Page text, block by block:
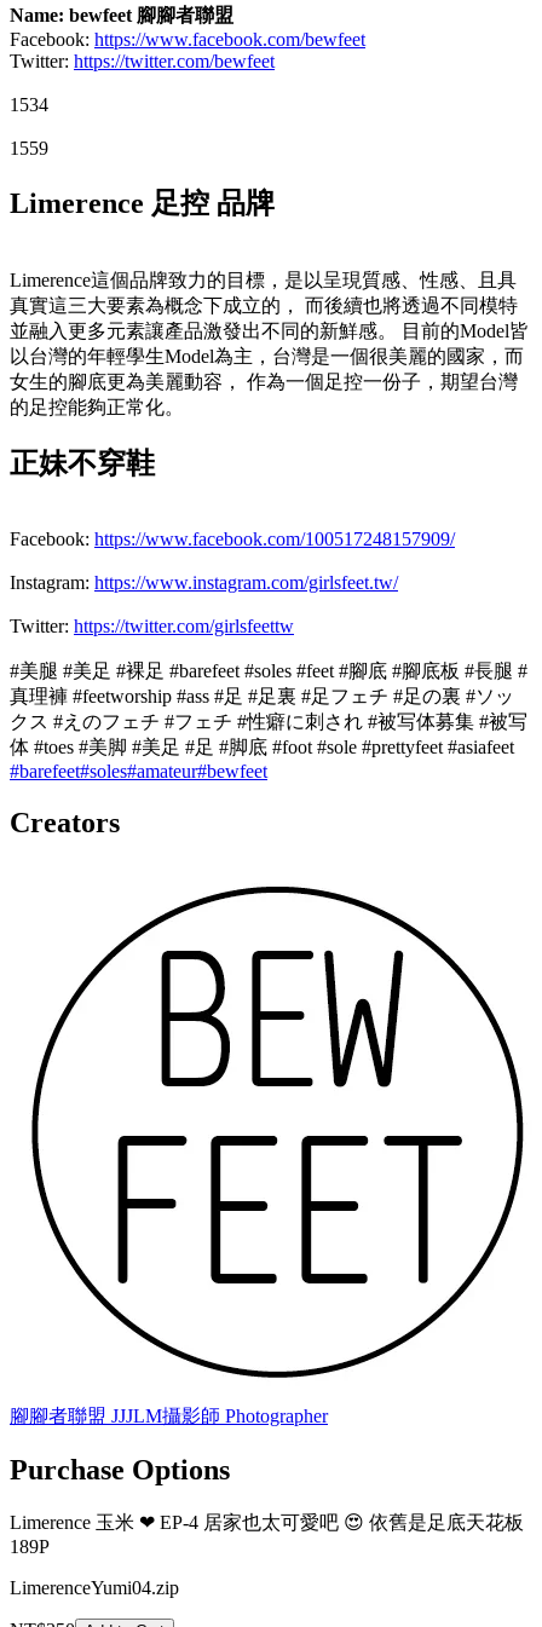
Name: bewfeet 腳腳者聯盟
Facebook: https://www.facebook.com/bewfeet
Twitter: https://twitter.com/bewfeet
1534
1559
Limerence 足控 品牌
Limerence這個品牌致力的目標，是以呈現質感、性感、且具
真實這三大要素為概念下成立的， 而後續也將透過不同模特
並融入更多元素讓產品激發出不同的新鮮感。 目前的Model皆
以台灣的年輕學生Model為主，台灣是一個很美麗的國家，而
女生的腳底更為美麗動容， 作為一個足控一份子，期望台灣
的足控能夠正常化。
正妹不穿鞋
Facebook: https://www.facebook.com/100517248157909/
Instagram: https://www.instagram.com/girlsfeet.tw/
Twitter: https://twitter.com/girlsfeettw
#美腿 #美足 #裸足 #barefeet #soles #feet #腳底 #腳底板 #長腿 #
真理褲 #feetworship #ass #足 #足裏 #足フェチ #足の裏 #ソッ
クス #えのフェチ #フェチ #性癖に刺され #被写体募集 #被写
体 #toes #美脚 #美足 #足 #脚底 #foot #sole #prettyfeet #asiafeet
#barefeet#soles#amateur#bewfeet
Creators
腳腳者聯盟 JJJLM攝影師 Photographer
Purchase Options
Limerence 玉米 ❤ EP-4 居家也太可愛吧 😍 依舊是足底天花板
189P
LimerenceYumi04.zip